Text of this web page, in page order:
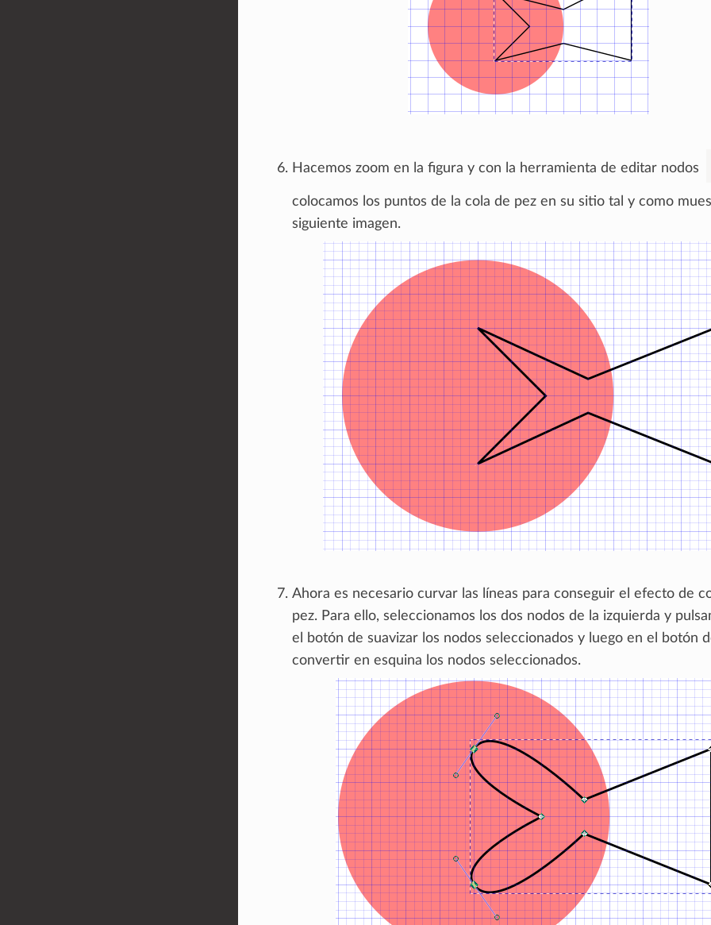
Hacemos zoom en la figura y con la herramienta de editar nodos
colocamos los puntos de la cola de pez en su sitio tal y como
siguiente imagen.
Ahora es necesario curvar las líneas para conseguir el efecto de
pez. Para ello, seleccionamos los dos nodos de la izquierda y
el botón de suavizar los nodos seleccionados y luego en el botón
convertir en esquina los nodos seleccionados.